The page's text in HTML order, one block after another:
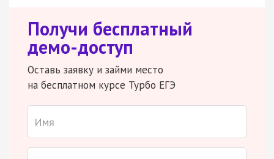
Получи бесплатный
демо-доступ
Оставь заявку и займи место
на бесплатном курсе Турбо ЕГЭ